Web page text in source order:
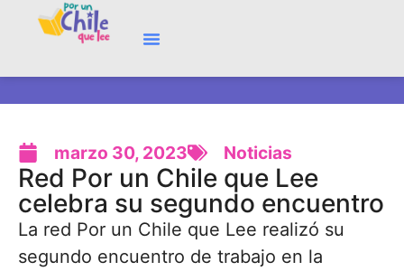
marzo 30, 2023 Noticias
Red Por un Chile que Lee
celebra su segundo encuentro
La red Por un Chile que Lee realizó su
segundo encuentro de trabajo en la